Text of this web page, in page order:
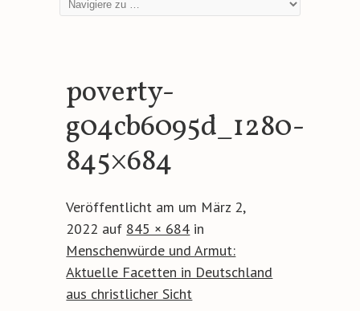
poverty-
g04cb6095d_1280-
845×684
Veröffentlicht am um März 2,
2022 auf 845 × 684 in
Menschenwürde und Armut:
Aktuelle Facetten in Deutschland
aus christlicher Sicht